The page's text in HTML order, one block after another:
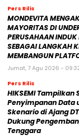
Pers Rilis
MONDEVITA
MAYORITAS DI
PERUSAHAAN
SEBAGAI LANGKAH
MEMBANGUN
Jumat, 7 Agu 2026 -
Pers Rilis
HIKSEMI Tampilkan
Penyimpanan Data
Skenario di Ajang
Dukung
Tenggara